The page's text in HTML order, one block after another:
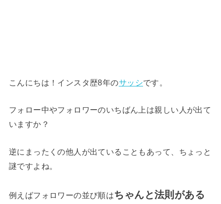
こんにちは！インスタ歴8年のサッシです。
フォロー中やフォロワーのいちばん上は親しい人が出て
いますか？
逆にまったくの他人が出ていることもあって、ちょっと
謎ですよね。
例えばフォロワーの並び順はちゃんと法則がある